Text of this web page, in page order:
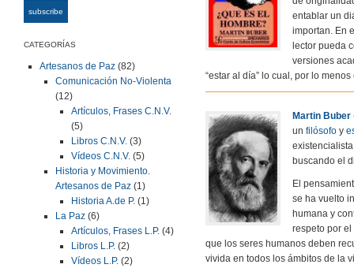
CATEGORÍAS
Artesanos de Paz (82)
Comunicación No-Violenta
(12)
Artículos, Frases C.N.V.
(5)
Libros C.N.V. (3)
Vídeos C.N.V. (5)
Historia y Movimiento.
Artesanos de Paz (1)
Historia A.de P. (1)
La Paz (6)
Artículos, Frases L.P. (4)
Libros L.P. (2)
Vídeos L.P. (2)
entablar un
importan. En
lector pueda
versiones
“estar al día” lo cual, por lo
Martin Buber
un filósofo y
buscando el
El
se ha vuelto
humana y
respeto por
que los seres humanos deben
vivida en todos los ámbitos de la